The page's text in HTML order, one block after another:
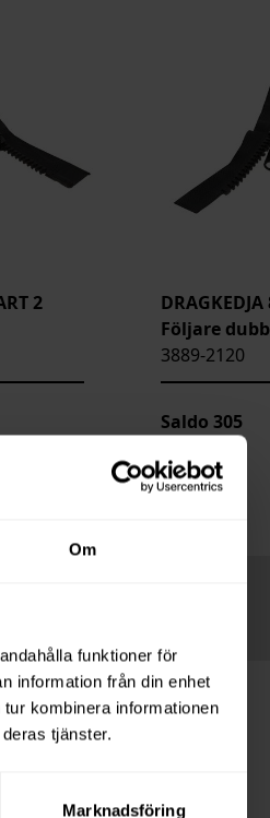
Om
funktioner för
information från din enhet
kombinera informationen
tjänster.
Marknadsföring
2
Följare
3889-2120
Saldo 305